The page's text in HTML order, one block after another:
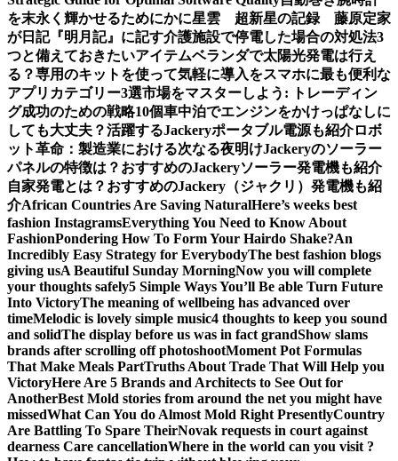
を末永く輝かせるためにかに星雲 超新星の記録 藤原定家
が日記『明月記』に記す介護施設で停電した場合の対処法3
つと備えておきたいアイテムベランダで太陽光発電は行え
る？専用のキットを使って気軽に導入をスマホに最も便利な
アプリカテゴリー3選市場をマスターしよう: トレーディン
グ成功のための戦略10個車中泊でエンジンをかけっぱなしに
しても大丈夫？活躍するJackeryポータブル電源も紹介ロボ
ット革命：製造業における次なる夜明けJackeryのソーラー
パネルの特徴は？おすすめのJackeryソーラー発電機も紹介
自家発電とは？おすすめのJackery（ジャクリ）発電機も紹
介African Countries Are Saving NaturalHere’s weeks best
fashion InstagramsEverything You Need to Know About
FashionPondering How To Form Your Hairdo Shake?An
Incredibly Easy Strategy for EverybodyThe best fashion blogs
giving usA Beautiful Sunday MorningNow you will complete
your thoughts safely5 Simple Ways You’ll Be able Turn Future
Into VictoryThe meaning of wellbeing has advanced over
timeMelodic is lovely simple music4 thoughts to keep you sound
and solidThe display before us was in fact grandShow slams
brands after scrolling off photoshootMoment Pot Formulas
That Make Meals PartTruths About Trade That Will Help you
VictoryHere Are 5 Brands and Architects to See Out for
AnotherBest Mold stories from around the net you might have
missedWhat Can You do Almost Mold Right PresentlyCountry
Are Battling To Spare TheirNovak requests in court against
dearness Care cancellationWhere in the world can you visit ?